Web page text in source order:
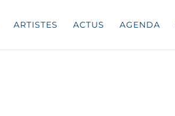
ARTISTES ACTUS AGENDA